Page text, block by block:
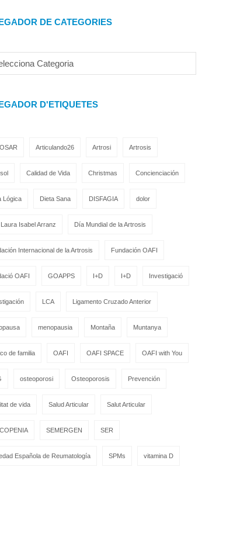
DE CATEGORIES
D'ETIQUETES
Articulando26 Artrosi Artrosis
Calidad de Vida Christmas Concienciación
Lógica Dieta Sana DISFAGIA dolor
Isabel Arranz Día Mundial de la Artrosis
Internacional de la Artrosis Fundación OAFI
OAFI GOAPPS I+D I+D Investigació
LCA Ligamento Cruzado Anterior
menopausia Montaña Muntanya
de familia OAFI OAFI SPACE OAFI with You
osteoporosi Osteoporosis Prevención
de vida Salud Articular Salut Articular
SEMERGEN SER
Española de Reumatología SPMs vitamina D